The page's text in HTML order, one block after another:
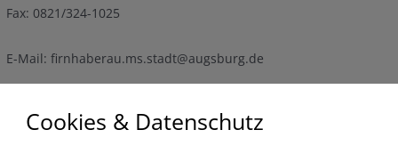
Fax: 0821/324-1025
E-Mail: firnhaberau.ms.stadt@augsburg.de
Termine
Cookies & Datenschutz